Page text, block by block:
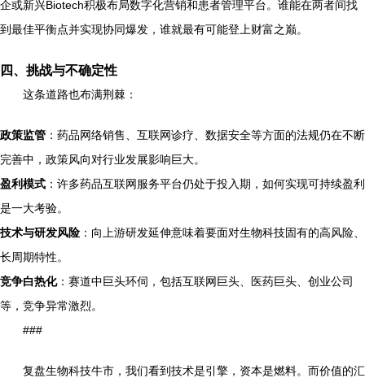
企或新兴Biotech积极布局数字化营销和患者管理平台。谁能在两者间找
到最佳平衡点并实现协同爆发，谁就最有可能登上财富之巅。
四、挑战与不确定性
这条道路也布满荆棘：
政策监管 ：药品网络销售、互联网诊疗、数据安全等方面的法规仍在不断
完善中，政策风向对行业发展影响巨大。
盈利模式 ：许多药品互联网服务平台仍处于投入期，如何实现可持续盈利
是一大考验。
技术与研发风险 ：向上游研发延伸意味着要面对生物科技固有的高风险、
长周期特性。
竞争白热化：赛道中巨头环伺，包括互联网巨头、医药巨头、创业公司
等，竞争异常激烈。
###
复盘生物科技牛市，我们看到技术是引擎，资本是燃料。而价值的汇